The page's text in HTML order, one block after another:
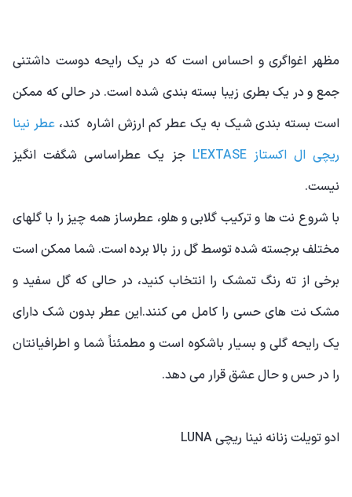
مظهر اغواگری و احساس است که در یک رایحه دوست داشتنی
جمع و در یک بطری زیبا بسته بندی شده است. در حالی که ممکن
است بسته بندی شیک به یک عطر کم ارزش اشاره کند،عطر نینا
ریچی ال اکستاز L'EXTASE
جز یک عطراساسی شگفت انگیز
نیست.
با شروع نت ها و ترکیب گلابی و هلو، عطرساز همه چیز را با گلهای
مختلف برجسته شده توسط گل رز بالا برده است. شما ممکن است
برخی از ته رنگ تمشک را انتخاب کنید، در حالی که گل سفید و
مشک نت های حسی را کامل می کنند.این عطر بدون شک دارای
یک رایحه گلی و بسیار باشکوه است و مطمئناً شما و اطرافیانتان
را در حس و حال عشق قرار می دهد.
ادو تویلت زنانه نینا ریچی LUNA